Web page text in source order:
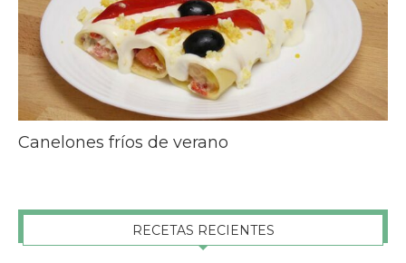
Canelones fríos de verano
RECETAS RECIENTES